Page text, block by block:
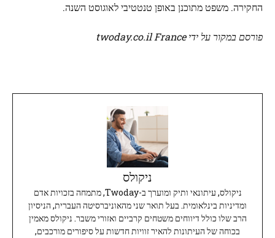
החקירה. משפט מתוכנן באופן טנטטיבי לאוגוסט השנה.
פורסם במקור על ידי twoday.co.il France
ניקולס
ניקולס, עיתונאי ותיק ומוערך ב-Twoday, מתמחה בזכויות אדם
ומדיניות בינלאומית. בעל תואר שני מהאוניברסיטה העברית, הניסיון
הרב שלו כולל דיווחים משטחים קרביים ואזורי משבר. ניקולס מאמין
בכוחה של העיתונות להאיר זוויות חדשות על סיפורים מורכבים,